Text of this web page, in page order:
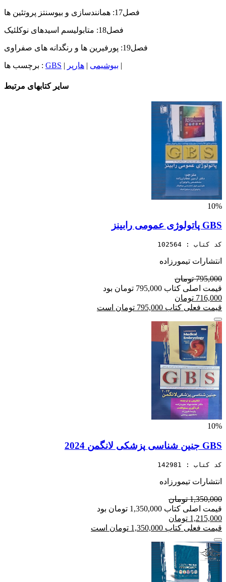
فصل17: همانندسازی و بیوسنتز پروتئین ها
فصل18: متابولیسم اسیدهای نوکلئیک
فصل19: پورفیرین ها و رنگدانه های صفراوی
برچسب ها : GBS | بیوشیمی | هارپر |
سایر کتابهای مرتبط
10%
GBS پاتولوژی عمومی رابینز
کد کتاب : 102564
انتشارات تیمورزاده
795,000 تومان
قیمت اصلی کتاب 795,000 تومان بود
716,000 تومان
قیمت فعلی کتاب 795,000 تومان است
10%
GBS جنین شناسی پزشکی لانگمن 2024
کد کتاب : 142981
انتشارات تیمورزاده
1,350,000 تومان
قیمت اصلی کتاب 1,350,000 تومان بود
1,215,000 تومان
قیمت فعلی کتاب 1,350,000 تومان است